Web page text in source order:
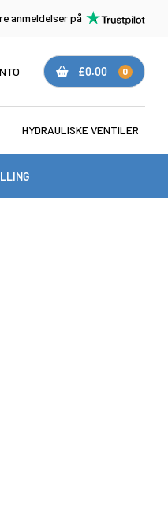
anmeldelser på
£0.00 0
HYDRAULISKE VENTILER